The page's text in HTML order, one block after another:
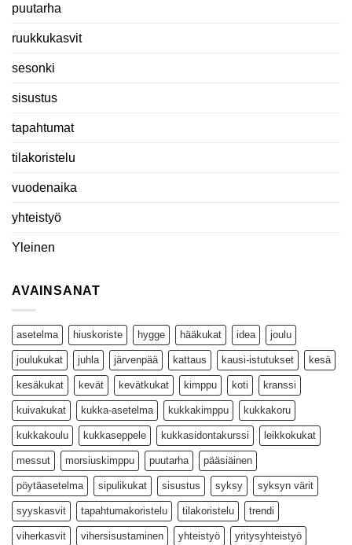
puutarha
ruukkukasvit
sesonki
sisustus
tapahtumat
tilakoristelu
vuodenaika
yhteistyö
Yleinen
AVAINSANAT
asetelma hiuskoriste hygge hääkukat idea joulu
joulukukat juhla järvenpää kattaus kausi-istutukset kesä
kesäkukat kevät kevätkukat kimppu koti kranssi
kuivakukat kukka-asetelma kukkakimppu kukkakoru
kukkakoulu kukkaseppele kukkasidontakurssi leikkokukat
messut morsiuskimppu puutarha pääsiäinen
pöytäasetelma sipulikukat sisustus syksy syksyn värit
syyskasvit tapahtumakoristelu tilakoristelu trendi
viherkasvit vihersisustaminen yhteistyö yritysyhteistyö